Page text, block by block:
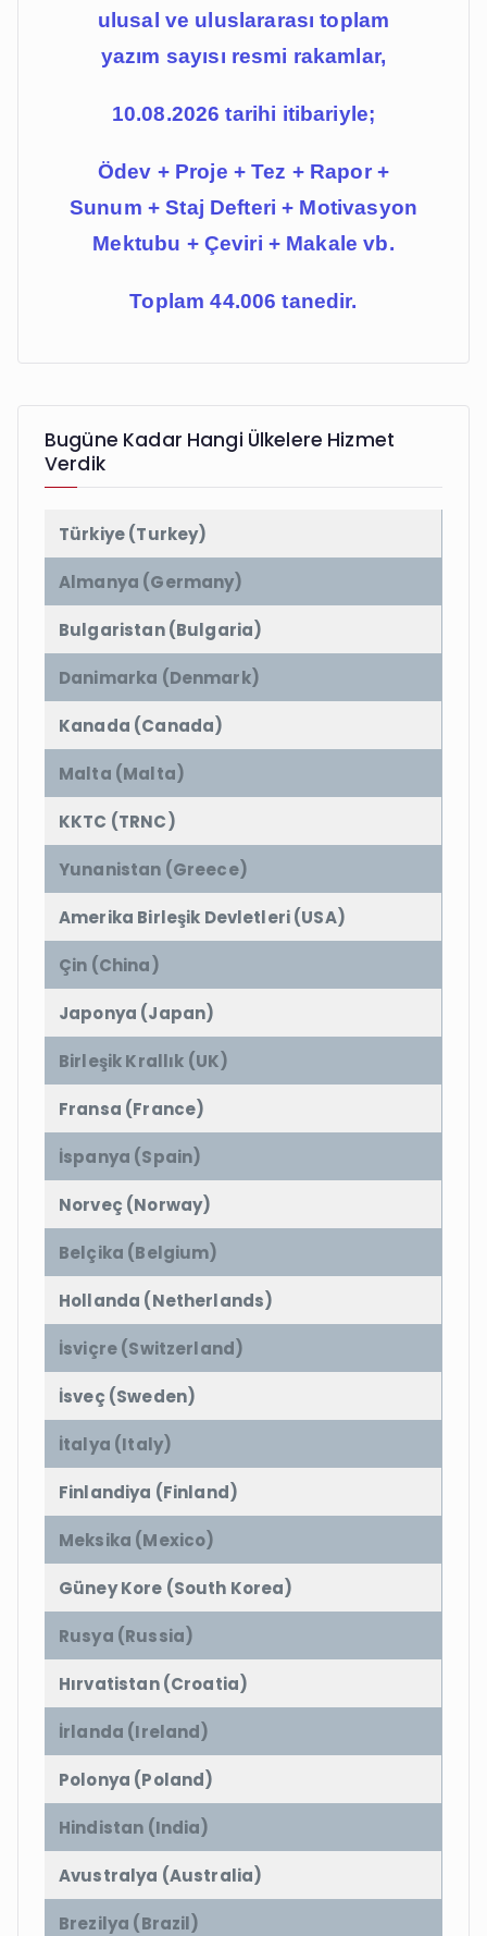
ulusal ve uluslararası toplam
yazım sayısı resmi rakamlar,
10.08.2026 tarihi itibariyle;
Ödev + Proje + Tez + Rapor +
Sunum + Staj Defteri + Motivasyon
Mektubu + Çeviri + Makale vb.
Toplam 44.006 tanedir.
Bugüne Kadar Hangi Ülkelere Hizmet
Verdik
Türkiye (Turkey)
Almanya (Germany)
Bulgaristan (Bulgaria)
Danimarka (Denmark)
Kanada (Canada)
Malta (Malta)
KKTC (TRNC)
Yunanistan (Greece)
Amerika Birleşik Devletleri (USA)
Çin (China)
Japonya (Japan)
Birleşik Krallık (UK)
Fransa (France)
İspanya (Spain)
Norveç (Norway)
Belçika (Belgium)
Hollanda (Netherlands)
İsviçre (Switzerland)
İsveç (Sweden)
İtalya (Italy)
Finlandiya (Finland)
Meksika (Mexico)
Güney Kore (South Korea)
Rusya (Russia)
Hırvatistan (Croatia)
İrlanda (Ireland)
Polonya (Poland)
Hindistan (India)
Avustralya (Australia)
Brezilya (Brazil)